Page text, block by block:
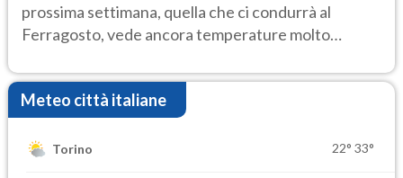
prossima settimana, quella che ci condurrà al
Ferragosto, vede ancora temperature molto
Meteo città italiane
Torino 22° 33°